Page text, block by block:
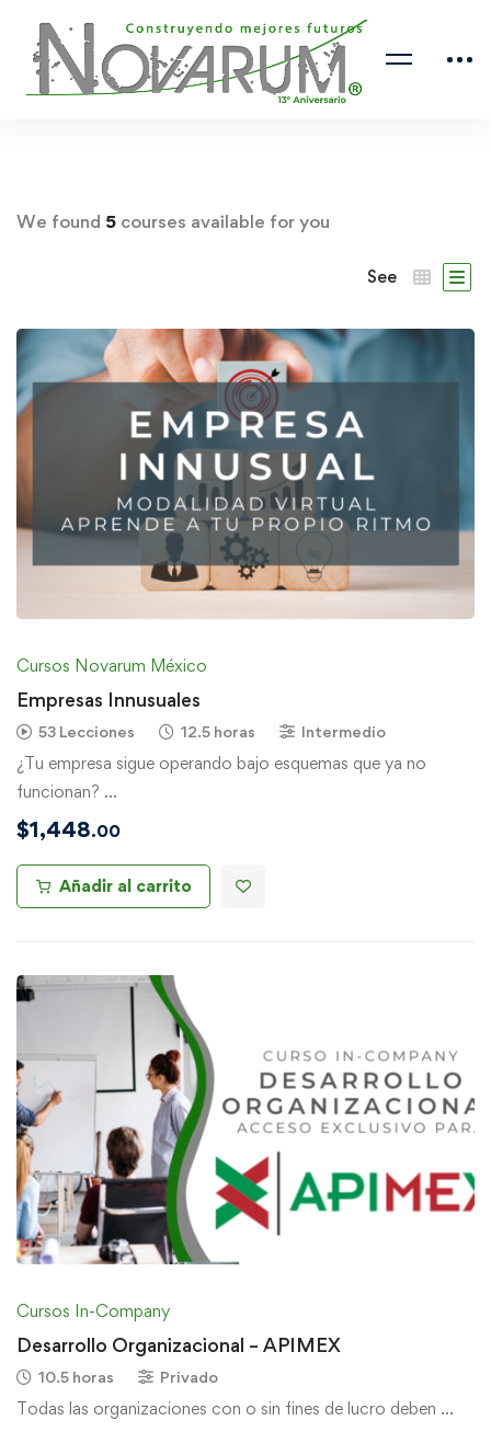
We found 5 courses available for you
See
Cursos Novarum México
Empresas Innusuales
53 Lecciones 12.5 horas Intermedio
¿Tu empresa sigue operando bajo esquemas que ya no
funcionan? …
$1,448.00
Añadir al carrito
Cursos In-Company
Desarrollo Organizacional – APIMEX
10.5 horas Privado
Todas las organizaciones con o sin fines de lucro deben …